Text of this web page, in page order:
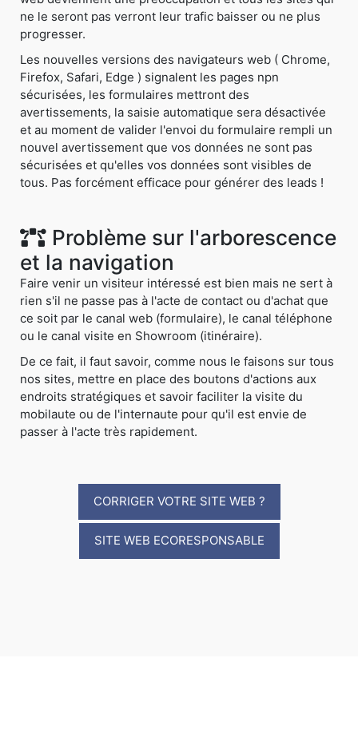
ne le seront pas verront leur trafic baisser ou ne plus
progresser.
Les nouvelles versions des navigateurs web ( Chrome,
Firefox, Safari, Edge ) signalent les pages npn
sécurisées, les formulaires mettront des
avertissements, la saisie automatique sera désactivée
et au moment de valider l'envoi du formulaire rempli un
nouvel avertissement que vos données ne sont pas
sécurisées et qu'elles vos données sont visibles de
tous. Pas forcément efficace pour générer des leads !
Problème sur l'arborescence
et la navigation
Faire venir un visiteur intéressé est bien mais ne sert à
rien s'il ne passe pas à l'acte de contact ou d'achat que
ce soit par le canal web (formulaire), le canal téléphone
ou le canal visite en Showroom (itinéraire).
De ce fait, il faut savoir, comme nous le faisons sur tous
nos sites, mettre en place des boutons d'actions aux
endroits stratégiques et savoir faciliter la visite du
mobilaute ou de l'internaute pour qu'il est envie de
passer à l'acte très rapidement.
CORRIGER VOTRE SITE WEB ?
SITE WEB ECORESPONSABLE